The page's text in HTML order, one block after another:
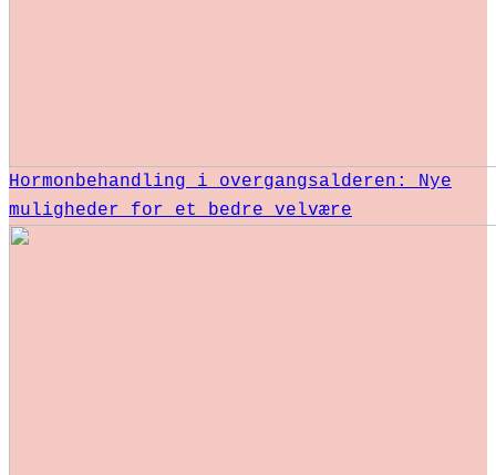
Hormonbehandling i overgangsalderen: Nye
muligheder for et bedre velvære